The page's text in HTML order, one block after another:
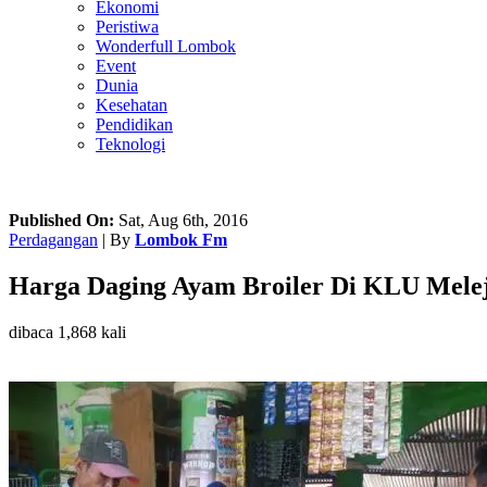
Ekonomi
Peristiwa
Wonderfull Lombok
Event
Dunia
Kesehatan
Pendidikan
Teknologi
Published On: Sat, Aug 6th, 2016
Perdagangan | By Lombok Fm
Harga Daging Ayam Broiler Di KLU
dibaca 1,868 kali